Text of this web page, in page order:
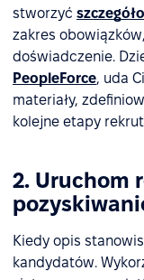
stworzyć
zakres
doświadczenie.
PeopleForce, uda
materiały,
kolejne etapy
2. Uruchom
Kiedy opis
kandydatów.